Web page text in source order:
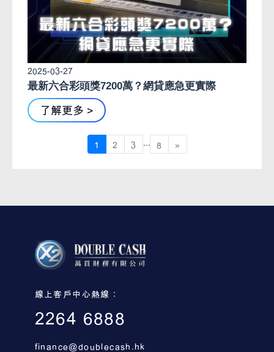
2025-03-27
最新六合彩頭獎7200萬？網貸應急更實際
了解更多 >
1 2 3 8 »
線上客戶中心熱線：
2264 6888
finance@doublecash.hk